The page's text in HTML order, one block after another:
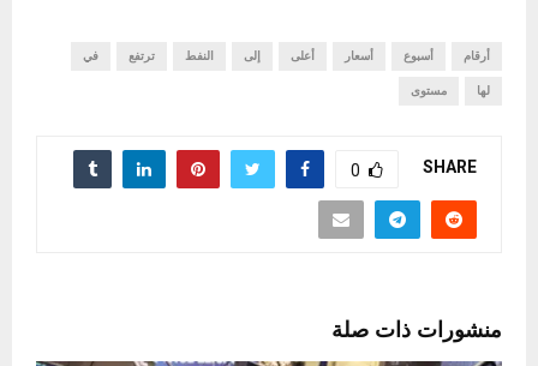
أرقام أسبوع أسعار أعلى إلى النفط ترتفع في
لها مستوى
SHARE
0
منشورات ذات صلة